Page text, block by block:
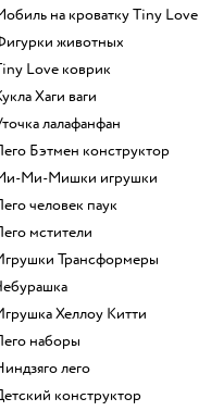
Мобиль на кроватку Tiny Love
Фигурки животных
Tiny Love коврик
Кукла Хаги ваги
Уточка лалафанфан
Лего Бэтмен конструктор
Ми-Ми-Мишки игрушки
Лего человек паук
Лего мстители
Игрушки Трансформеры
Чебурашка
Игрушка Хеллоу Китти
Лего наборы
Ниндзяго лего
Детский конструктор